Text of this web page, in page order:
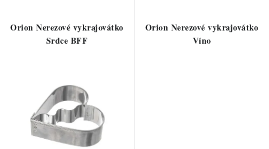
Orion Nerezové vykrajovátko
Srdce BFF
Orion Nerezové vykrajovátko
Víno